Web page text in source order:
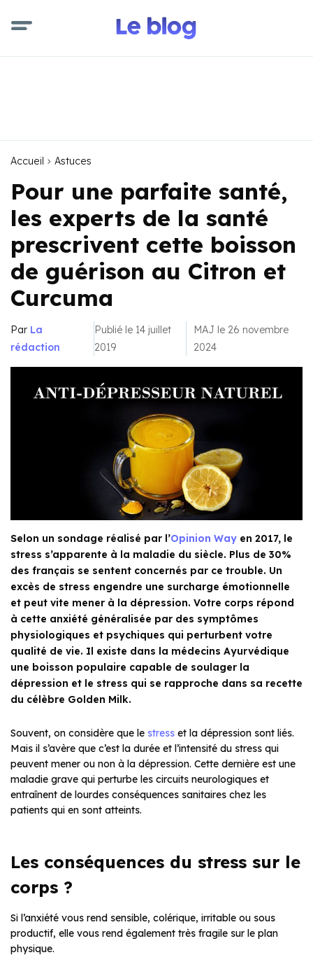
Accueil Astuces
Pour une parfaite santé,
les experts de la santé
prescrivent cette boisson
de guérison au Citron et
Curcuma
Par La
rédaction
Publié le 14 juillet
2019
MAJ le 26 novembre
2024
Selon un sondage réalisé par l’Opinion Way en 2017, le
stress s’apparente à la maladie du siècle. Plus de 30%
des français se sentent concernés par ce trouble. Un
excès de stress engendre une surcharge émotionnelle
et peut vite mener à la dépression. Votre corps répond
à cette anxiété généralisée par des symptômes
physiologiques et psychiques qui perturbent votre
qualité de vie. Il existe dans la médecins Ayurvédique
une boisson populaire capable de soulager la
dépression et le stress qui se rapproche dans sa recette
du célèbre Golden Milk.
Souvent, on considère que le stress et la dépression sont liés.
Mais il s’avère que c’est la durée et l’intensité du stress qui
peuvent mener ou non à la dépression. Cette dernière est une
maladie grave qui perturbe les circuits neurologiques et
entraînent de lourdes conséquences sanitaires chez les
patients qui en sont atteints.
Les conséquences du stress sur le
corps ?
Si l’anxiété vous rend sensible, colérique, irritable ou sous
productif, elle vous rend également très fragile sur le plan
physique.